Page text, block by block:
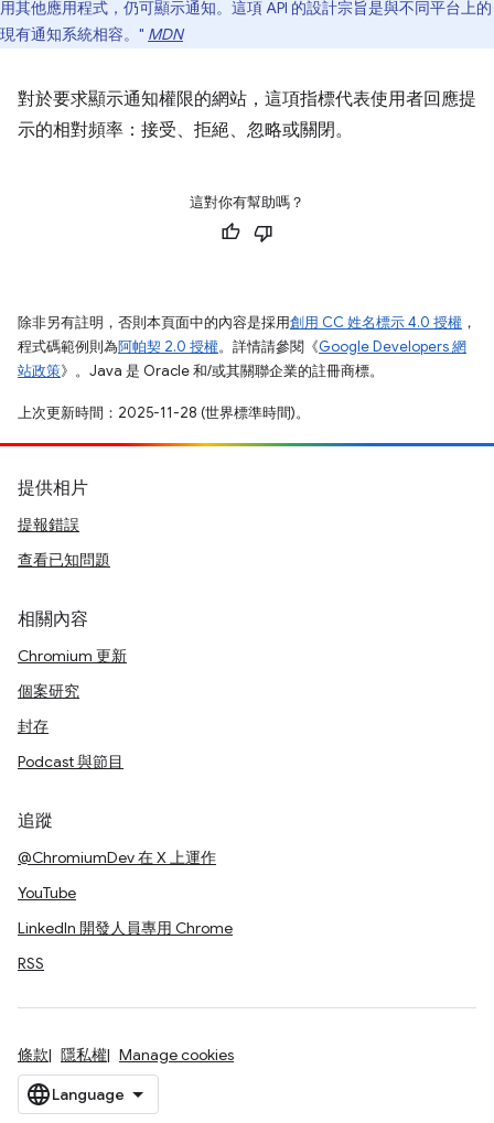
用其他應用程式，仍可顯示通知。這項 API 的設計宗旨是與不同平台上的
現有通知系統相容。" MDN
對於要求顯示通知權限的網站，這項指標代表使用者回應提
示的相對頻率：接受、拒絕、忽略或關閉。
這對你有幫助嗎？
除非另有註明，否則本頁面中的內容是採用創用 CC 姓名標示 4.0 授權 ，
程式碼範例則為阿帕契 2.0 授權。詳情請參閱《Google Developers 網
站政策》。Java 是 Oracle 和/或其關聯企業的註冊商標。
上次更新時間：2025-11-28 (世界標準時間)。
提供相片
提報錯誤
查看已知問題
相關內容
Chromium 更新
個案研究
封存
Podcast 與節目
追蹤
@ChromiumDev 在 X 上運作
YouTube
LinkedIn 開發人員專用 Chrome
RSS
條款 隱私權 Manage cookies